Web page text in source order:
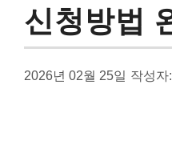
신청방법
2026년 02월 25일 작성자: